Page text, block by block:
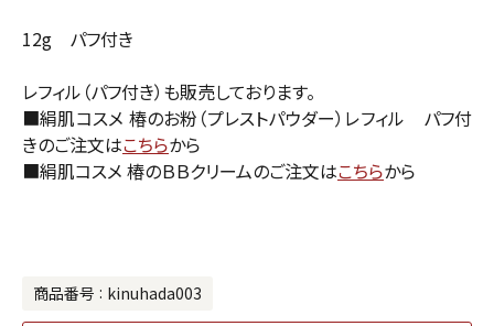
12g パフ付き
レフィル（パフ付き）も販売しております。
■絹肌コスメ 椿のお粉（プレストパウダー）レフィル パフ付
きのご注文はこちらから
■絹肌コスメ 椿のＢＢクリームのご注文はこちらから
商品番号 kinuhada003